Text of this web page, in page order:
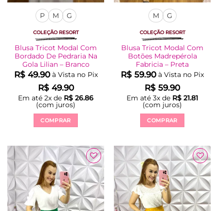
P M G
COLEÇÃO RESORT
Blusa Tricot Modal Com
Bordado De Pedraria Na
Gola Lilian – Branco
R$49.90 à Vista no Pix
R$49.90
Em até 2x de R$ 26.86
(com juros)
COMPRAR
tem
várias
variantes.
As
opções
podem
M G
COLEÇÃO RESORT
Blusa Tricot Modal Com
Botões Madrepérola
Fabricia – Preta
R$ 59.90 à Vista no Pix
R$ 59.90
Em até 3x de R$ 21.81
(com juros)
COMPRAR
tem
várias
variantes.
As
opções
podem
Adicionar
à Lista
Adicionar
à Lista